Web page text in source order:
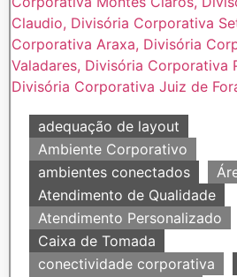
adequação de layout
Ambiente Corporativo
ambientes conectados
Atendimento de Qualidade
Atendimento Personalizado
Caixa de Tomada
conectividade corporativa